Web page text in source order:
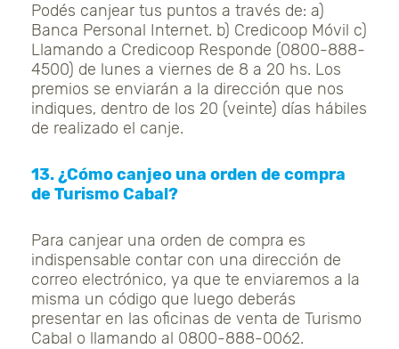
Podés canjear tus puntos a través de: a)
Banca Personal Internet. b) Credicoop Móvil c)
Llamando a Credicoop Responde (0800-888-
4500) de lunes a viernes de 8 a 20 hs. Los
premios se enviarán a la dirección que nos
indiques, dentro de los 20 (veinte) días hábiles
de realizado el canje.
13. ¿Cómo canjeo una orden de compra
de Turismo Cabal?
Para canjear una orden de compra es
indispensable contar con una dirección de
correo electrónico, ya que te enviaremos a la
misma un código que luego deberás
presentar en las oficinas de venta de Turismo
Cabal o llamando al 0800-888-0062.